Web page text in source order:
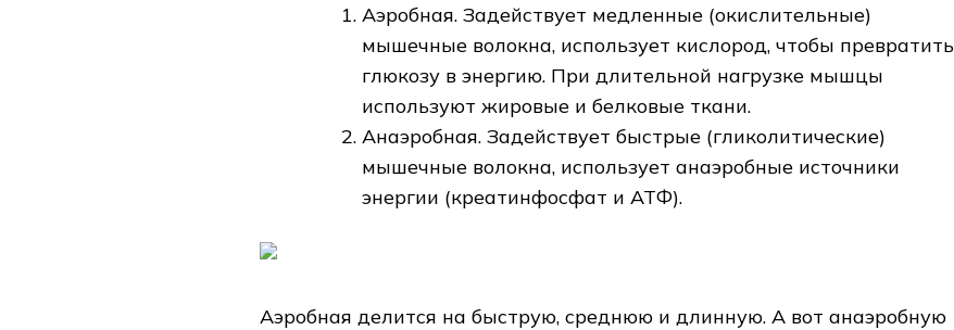
Аэробная. Задействует медленные (окислительные)
мышечные волокна, использует кислород, чтобы превратить
глюкозу в энергию. При длительной нагрузке мышцы
используют жировые и белковые ткани.
Анаэробная. Задействует быстрые (гликолитические)
мышечные волокна, использует анаэробные источники
энергии (креатинфосфат и АТФ).
Аэробная делится на быструю, среднюю и длинную. А вот анаэробную